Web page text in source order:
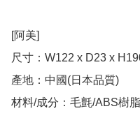
[阿美]
尺寸：W122 x D23 x
產地：中國(日本品質)
材料/成分：毛氈/ABS樹脂